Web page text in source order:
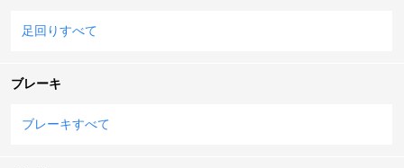
足回りすべて
ブレーキ
ブレーキすべて